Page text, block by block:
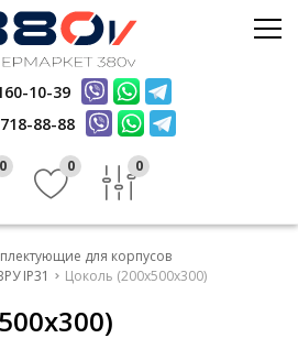
Электрика
Керамика
Услуги
Инфо
Отзывы
10-39
88-88
0 0 0
для корпусов
IP31
Цоколь (200х500х300)
Керамика
Услуги
Инфо
Отзывы
Контакты